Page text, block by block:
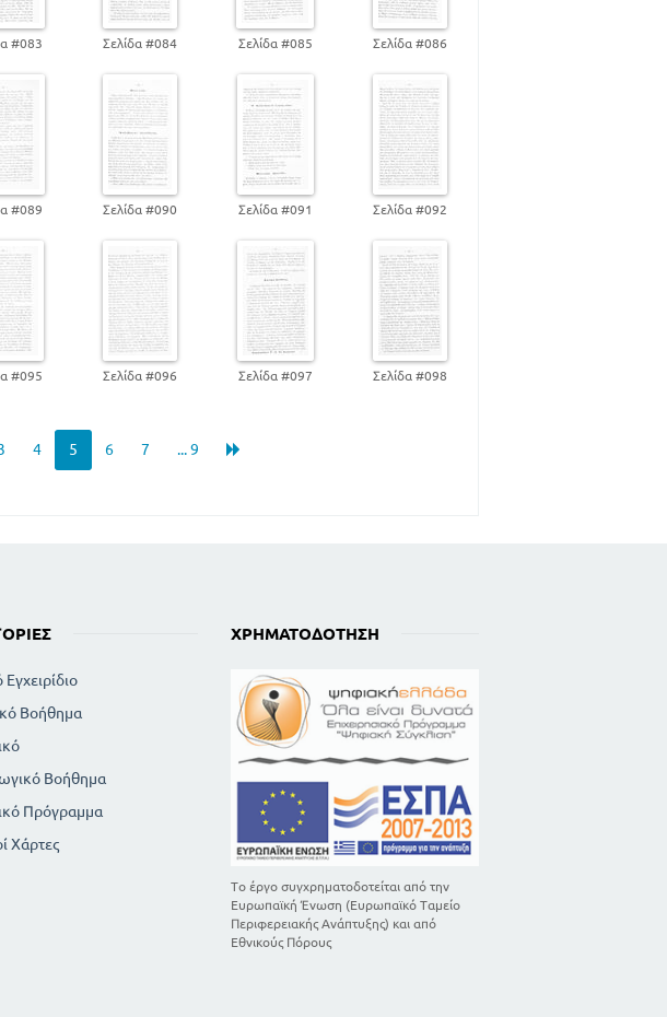
#083 Σελίδα #084 Σελίδα #085 Σελίδα #086
#089 Σελίδα #090 Σελίδα #091 Σελίδα #092
#095 Σελίδα #096 Σελίδα #097 Σελίδα #098
4 5 6 7 ... 9
Εγχειρίδιο
Βοήθημα
Βοήθημα
Πρόγραμμα
Χάρτες
ΧΡΗΜΑΤΟΔΌΤΗΣΗ
Το έργο συγχρηματοδοτείται από την
Ευρωπαϊκή Ένωση (Ευρωπαϊκό Ταμείο
Περιφερειακής Ανάπτυξης) και από
Εθνικούς Πόρους